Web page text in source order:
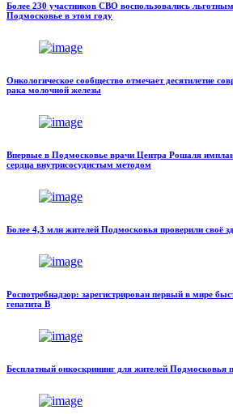
Более 230 участников СВО воспользовались
Подмосковье в этом году
Онкологическое сообщество отмечает десятилетие
рака молочной железы
Впервые в Подмосковье врачи Центра Рошаля
сердца внутрисосудистым методом
Более 4,3 млн жителей Подмосковья проверили своё
Роспотребнадзор: зарегистрирован первый в мире
гепатита В
Бесплатный онкоскрининг для жителей Подмосковья